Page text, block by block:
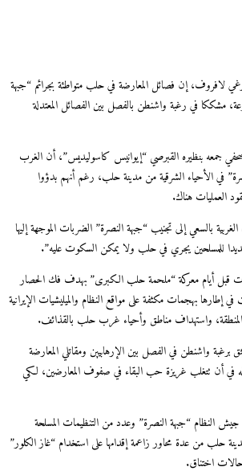
لافروف، إن فصائل المعارضة في حلب متواطئة بجرائم “جبهة
مشككا في رغبة واشنطن بالفصل بين الفصائل المعتدلة
جمعه بنظيره القبرصي “إيوانيس كاسوليديس”، أن الغرب
في الأحياء الشرقية من مدينة حلب، رغم أنهم بدؤوا
العمليات هناك.
بالسعي إلى تجنيب “جبهة النصرة” الضربات الموجهة إليها
للمسلحين يجري في حلب ولا يمكن السكوت عليه”.
قبل أيام معركة “ملحمة حلب الكبرى” بهدف فك الحصار
بهجمات مكثفة على مواقع النظام والميليشيات الإيرانية
في المنطقة، واستهداف مناطق وأحياء غرب حلب بالقذائف.
واشنطن في الفصل بين الإرهابيين ومقاتلي المعارضة
في أن تتغلب غريزة حب البقاء في صفوف المعارضين، لكي
النظام “جبهة النصرة” وعدد من التنظيمات المسلحة
حلب من عدة محاور زاعمة إقدامها على استخدام “غاز الكلور”
اختناق.